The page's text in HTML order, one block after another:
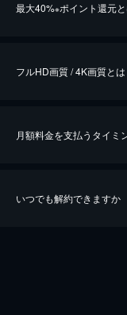
最大40%※ポイント還元と
※40％ポイント還元の対象は
iOSアプリのUコイン決済
フルHD画質 / 4K画質とは
月額料金を支払うタイミ
いつでも解約できますか